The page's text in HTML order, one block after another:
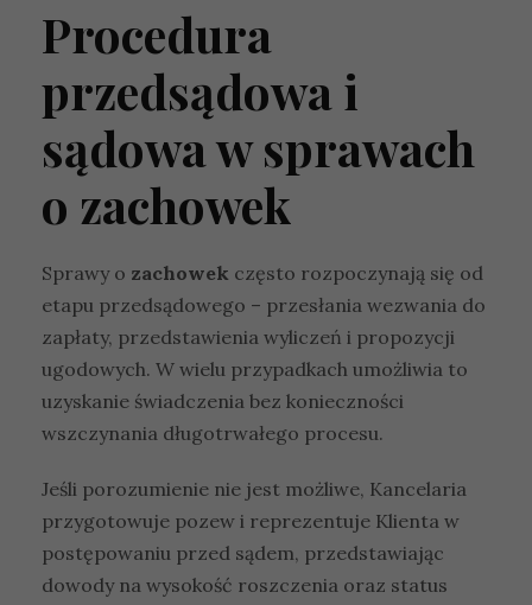
Procedura
przedsądowa i
sądowa w sprawach
o zachowek
Sprawy o zachowek często rozpoczynają się od
etapu przedsądowego – przesłania wezwania do
zapłaty, przedstawienia wyliczeń i propozycji
ugodowych. W wielu przypadkach umożliwia to
uzyskanie świadczenia bez konieczności
wszczynania długotrwałego procesu.
Jeśli porozumienie nie jest możliwe, Kancelaria
przygotowuje pozew i reprezentuje Klienta w
postępowaniu przed sądem, przedstawiając
dowody na wysokość roszczenia oraz status